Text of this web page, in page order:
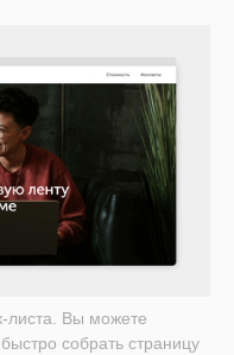
листа. Вы можете
собрать страницу